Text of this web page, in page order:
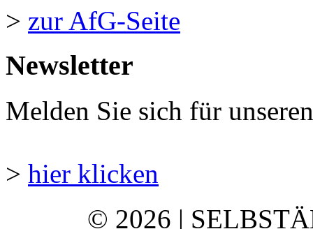
> zur AfG-Seite
Newsletter
Melden Sie sich für
> hier klicken
© 2026 |